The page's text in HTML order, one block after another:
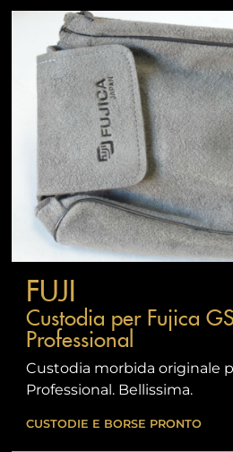
FUJI
Custodia per Fujica
Professional
Custodia morbida originale
Professional. Bellissima.
CUSTODIE E BORSE PRONTO